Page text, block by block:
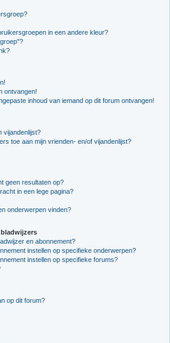
in een andere kleur?
ontvangen!
inhoud van iemand op dit forum ontvangen!
vijandenlijst?
toe aan mijn vrienden- en/of vijandenlijst?
geen resultaten op?
in een lege pagina?
onderwerpen vinden?
en abonnement?
instellen op specifieke onderwerpen?
instellen op specifieke forums?
op dit forum?